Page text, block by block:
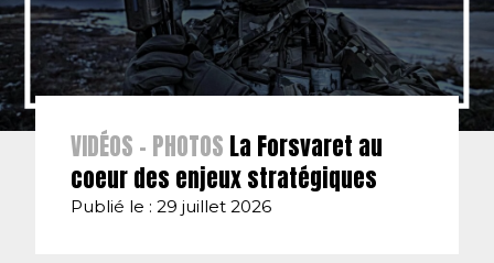
VIDÉOS - PHOTOS La Forsvaret au
coeur des enjeux stratégiques
Publié le : 29 juillet 2026